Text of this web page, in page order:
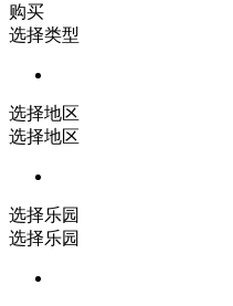
购买
选择类型
选择地区
选择地区
选择乐园
选择乐园